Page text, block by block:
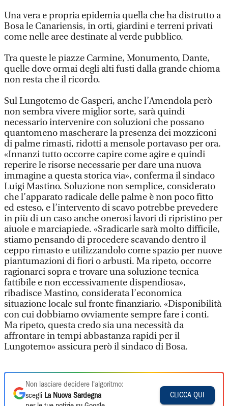
Una vera e propria epidemia quella che ha distrutto a
Bosa le Canariensis, in orti, giardini e terreni privati
come nelle aree destinate al verde pubblico.
Tra queste le piazze Carmine, Monumento, Dante,
quelle dove ormai degli alti fusti dalla grande chioma
non resta che il ricordo.
Sul Lungotemo de Gasperi, anche l’Amendola però
non sembra vivere miglior sorte, sarà quindi
necessario intervenire con soluzioni che possano
quantomeno mascherare la presenza dei mozziconi
di palme rimasti, ridotti a mensole portavaso per ora.
«Innanzi tutto occorre capire come agire e quindi
reperire le risorse necessarie per dare una nuova
immagine a questa storica via», conferma il sindaco
Luigi Mastino. Soluzione non semplice, considerato
che l’apparato radicale delle palme è non poco fitto
ed esteso, e l’intervento di scavo potrebbe prevedere
in più di un caso anche onerosi lavori di ripristino per
aiuole e marciapiede. «Sradicarle sarà molto difficile,
stiamo pensando di procedere scavando dentro il
ceppo rimasto e utilizzandolo come spazio per nuove
piantumazioni di fiori o arbusti. Ma ripeto, occorre
ragionarci sopra e trovare una soluzione tecnica
fattibile e non eccessivamente dispendiosa»,
ribadisce Mastino, considerata l’economica
situazione locale sul fronte finanziario. «Disponibilità
con cui dobbiamo ovviamente sempre fare i conti.
Ma ripeto, questa credo sia una necessità da
affrontare in tempi abbastanza rapidi per il
Lungotemo» assicura però il sindaco di Bosa.
Non lasciare decidere l'algoritmo:
scegli La Nuova Sardegna
CLICCA QUI